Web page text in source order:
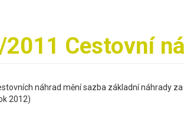
Cestovní
náhrad mění sazba základní náhrady
2012)